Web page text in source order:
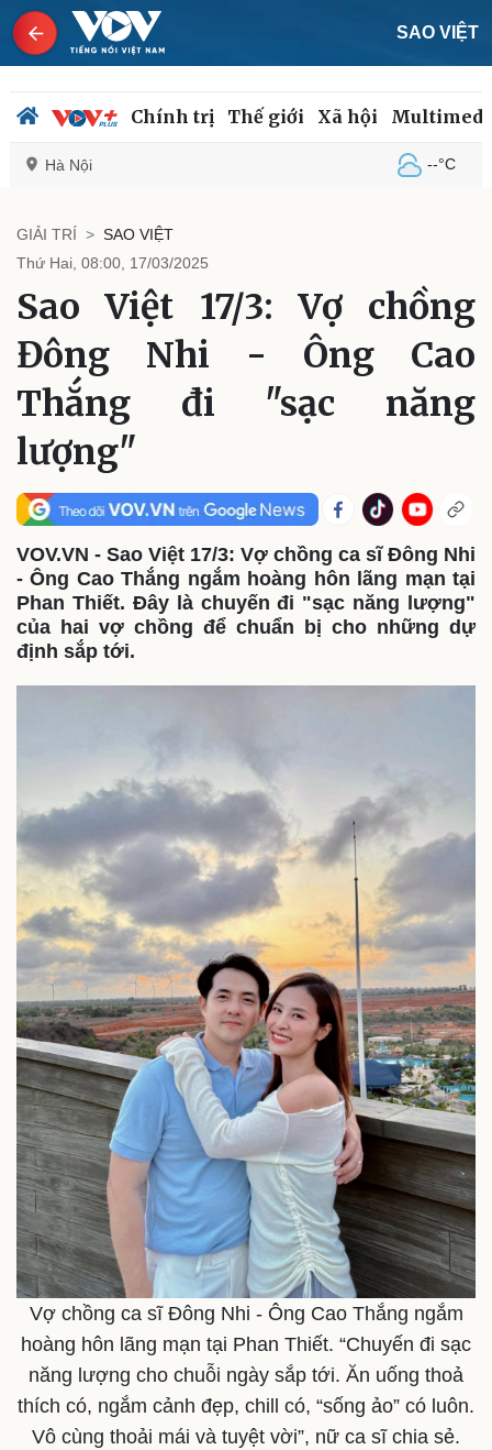
SAO VIỆT
Chính trị Thế giới Xã hội
Hà Nội --°C
Chính trị
Đảng
Tổ chức nhân sự
Quốc hội
Nhận diện sự thật
Tin 24h
Dự báo thời tiết
Giáo dục
Dấu ấn VOV
Việc làm
Biển đảo
Thế giới
Quan sát
Cuộc sống đó đây
Hồ sơ
Multimedia
Video
Ảnh
E-Magazine
Infographic
GIẢI TRÍ
SAO VIỆT
Thứ Hai, 08:00, 17/03/2025
Sao Việt 17/3: Vợ chồng
Đông Nhi - Ông Cao
Thắng đi "sạc năng
lượng"
VOV.VN - Sao Việt 17/3: Vợ chồng ca sĩ Đông Nhi
- Ông Cao Thắng ngắm hoàng hôn lãng mạn tại
Phan Thiết. Đây là chuyến đi "sạc năng lượng"
của hai vợ chồng để chuẩn bị cho những dự
định sắp tới.
Vợ chồng ca sĩ Đông Nhi - Ông Cao Thắng ngắm
hoàng hôn lãng mạn tại Phan Thiết. “Chuyến đi sạc
năng lượng cho chuỗi ngày sắp tới. Ăn uống thoả
thích có, ngắm cảnh đẹp, chill có, “sống ảo” có luôn.
Vô cùng thoải mái và tuyệt vời”, nữ ca sĩ chia sẻ.